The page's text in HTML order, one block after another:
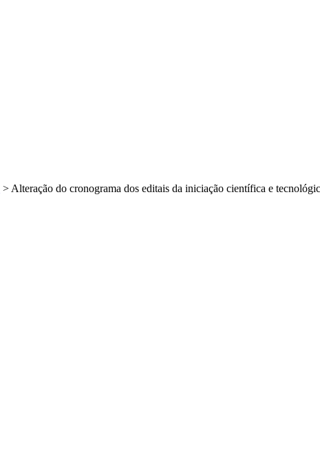
> Alteração do cronograma dos editais da iniciação científica e